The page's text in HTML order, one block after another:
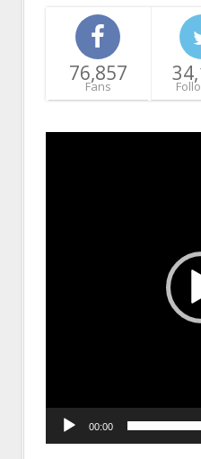
76,857
Fans
00:00